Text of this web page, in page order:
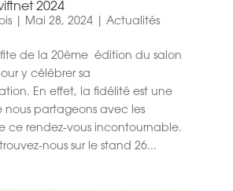
2024
| Mai 28, 2024| Actualités
de la 20ème édition du salon
y célébrer sa
En effet, la fidélité est une
nous partageons avec les
ce rendez-vous incontournable.
nous sur le stand 26...